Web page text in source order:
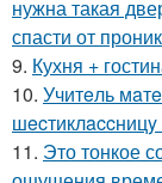
нужна такая
спасти от
9. Кухня +
10. Учитeль
11. Это тонкое